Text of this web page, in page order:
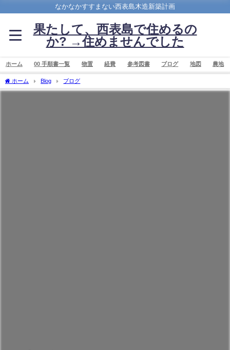
なかなかすすまない西表島木造新築計画
果たして、西表島で住めるの
か? →住めませんでした
ホーム 00 手順書一覧 物置 経費 参考図書 ブログ 地図 農地
ホーム Blog ブログ